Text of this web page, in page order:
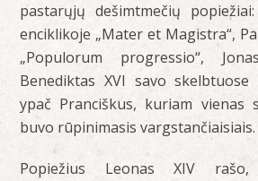
pastarųjų dešimtmečių
enciklikoje „Mater et Magistra“,
„Populorum progressio“,
Benediktas XVI savo
ypač Pranciškus, kuriam vienas
buvo rūpinimasis vargstančiaisiais.
Popiežius Leonas XIV